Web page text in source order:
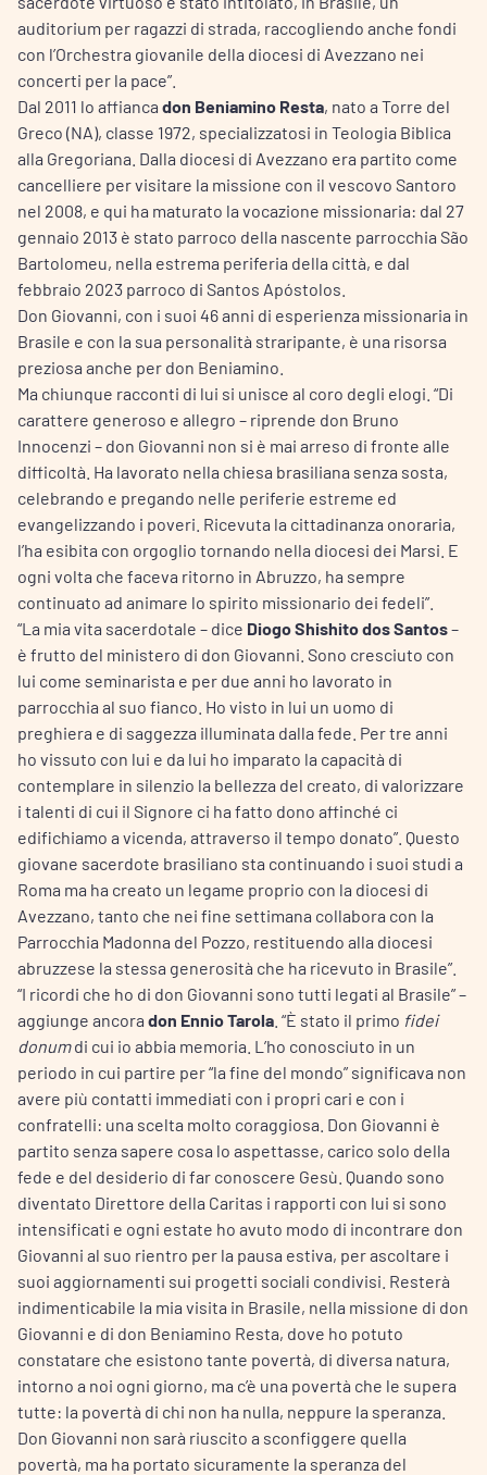
auditorium per ragazzi di strada, raccogliendo anche fondi
con l’Orchestra giovanile della diocesi di Avezzano nei
concerti per la pace”.
Dal 2011 lo affianca don Beniamino Resta, nato a Torre del
Greco (NA), classe 1972, specializzatosi in Teologia Biblica
alla Gregoriana. Dalla diocesi di Avezzano era partito come
cancelliere per visitare la missione con il vescovo Santoro
nel 2008, e qui ha maturato la vocazione missionaria: dal 27
gennaio 2013 è stato parroco della nascente parrocchia São
Bartolomeu, nella estrema periferia della città, e dal
febbraio 2023 parroco di Santos Apóstolos.
Don Giovanni, con i suoi 46 anni di esperienza missionaria in
Brasile e con la sua personalità straripante, è una risorsa
preziosa anche per don Beniamino.
Ma chiunque racconti di lui si unisce al coro degli elogi. “Di
carattere generoso e allegro – riprende don Bruno
Innocenzi – don Giovanni non si è mai arreso di fronte alle
difficoltà. Ha lavorato nella chiesa brasiliana senza sosta,
celebrando e pregando nelle periferie estreme ed
evangelizzando i poveri. Ricevuta la cittadinanza onoraria,
l’ha esibita con orgoglio tornando nella diocesi dei Marsi. E
ogni volta che faceva ritorno in Abruzzo, ha sempre
continuato ad animare lo spirito missionario dei fedeli”.
“La mia vita sacerdotale – dice Diogo Shishito dos Santos–
è frutto del ministero di don Giovanni. Sono cresciuto con
lui come seminarista e per due anni ho lavorato in
parrocchia al suo fianco. Ho visto in lui un uomo di
preghiera e di saggezza illuminata dalla fede. Per tre anni
ho vissuto con lui e da lui ho imparato la capacità di
contemplare in silenzio la bellezza del creato, di valorizzare
i talenti di cui il Signore ci ha fatto dono affinché ci
edifichiamo a vicenda, attraverso il tempo donato”. Questo
giovane sacerdote brasiliano sta continuando i suoi studi a
Roma ma ha creato un legame proprio con la diocesi di
Avezzano, tanto che nei fine settimana collabora con la
Parrocchia Madonna del Pozzo, restituendo alla diocesi
abruzzese la stessa generosità che ha ricevuto in Brasile”.
“I ricordi che ho di don Giovanni sono tutti legati al Brasile” –
aggiunge ancora don Ennio Tarola . “È stato il primo fidei
donumdi cui io abbia memoria. L’ho conosciuto in un
periodo in cui partire per “la fine del mondo” significava non
avere più contatti immediati con i propri cari e con i
confratelli: una scelta molto coraggiosa. Don Giovanni è
partito senza sapere cosa lo aspettasse, carico solo della
fede e del desiderio di far conoscere Gesù. Quando sono
diventato Direttore della Caritas i rapporti con lui si sono
intensificati e ogni estate ho avuto modo di incontrare don
Giovanni al suo rientro per la pausa estiva, per ascoltare i
suoi aggiornamenti sui progetti sociali condivisi. Resterà
indimenticabile la mia visita in Brasile, nella missione di don
Giovanni e di don Beniamino Resta, dove ho potuto
constatare che esistono tante povertà, di diversa natura,
intorno a noi ogni giorno, ma c’è una povertà che le supera
tutte: la povertà di chi non ha nulla, neppure la speranza.
Don Giovanni non sarà riuscito a sconfiggere quella
povertà, ma ha portato sicuramente la speranza del